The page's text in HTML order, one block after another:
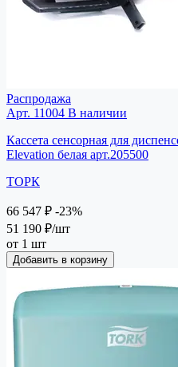
Распродажа
Арт. 11004 В наличии
Кассета сенсорная для
Elevation белая арт.205500
ТОРК
66 547 ₽ -23%
51 190 ₽/шт
от 1 шт
Добавить в корзину